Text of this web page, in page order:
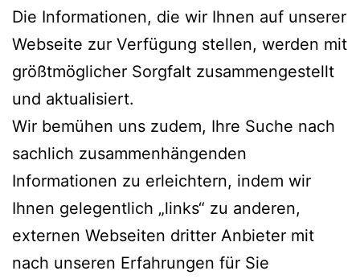
Die Informationen, die wir Ihnen auf unserer
Webseite zur Verfügung stellen, werden mit
größtmöglicher Sorgfalt zusammengestellt
und aktualisiert.
Wir bemühen uns zudem, Ihre Suche nach
sachlich zusammenhängenden
Informationen zu erleichtern, indem wir
Ihnen gelegentlich „links“ zu anderen,
externen Webseiten dritter Anbieter mit
nach unseren Erfahrungen für Sie